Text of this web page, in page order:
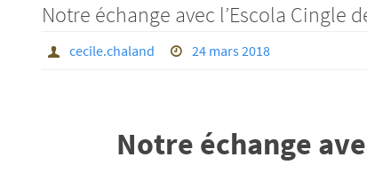
Notre échange avec l’Escola Cingle
cecile.chaland 24 mars 2018
Notre échange